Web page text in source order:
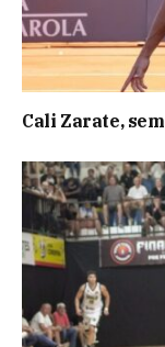
Cali Zarate,